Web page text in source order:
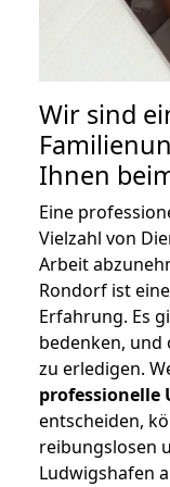
Wir sind
Ihnen
Eine
Vielzahl von
Arbeit
Rondorf ist
Erfahrung. Es
bedenken, und
zu erledigen.
professionelle
entscheiden,
reibungslosen
Ludwigshafen